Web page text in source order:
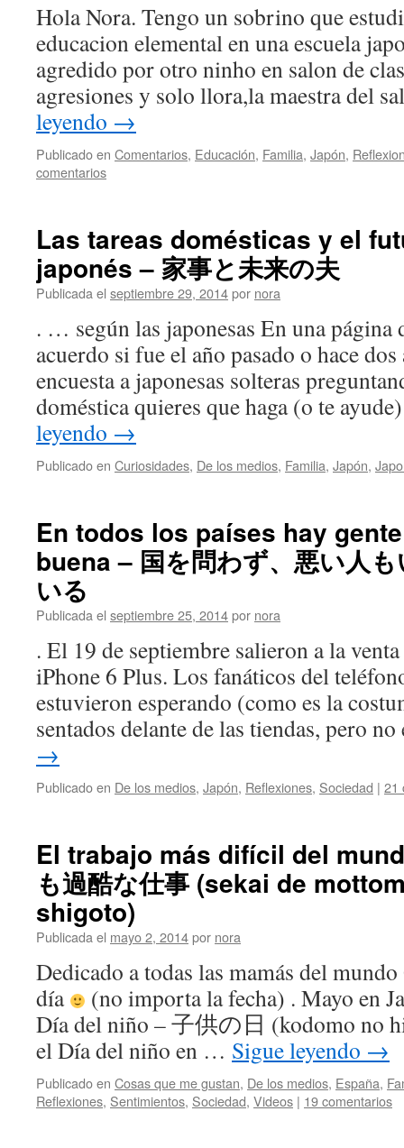
Hola Nora. Tengo un sobrino que
educacion elemental en una escuela
agredido por otro ninho en salon de
agresiones y solo llora,la maestra del
leyendo →
Publicado en Comentarios, Educación, Familia, Japón,
comentarios
Las tareas domésticas y el
japonés – 家事と未来の夫
Publicada el septiembre 29, 2014por nora
. … según las japonesas En una página
acuerdo si fue el año pasado o hace
encuesta a japonesas solteras
doméstica quieres que haga (o te
leyendo →
Publicado en Curiosidades, De los medios, Familia, Japón,
En todos los países hay
buena – 国を問わず、悪い人
いる
Publicada el septiembre 25, 2014por nora
. El 19 de septiembre salieron a la
iPhone 6 Plus. Los fanáticos del
estuvieron esperando (como es la
sentados delante de las tiendas, pero
→
Publicado en De los medios, Japón, Reflexiones, Sociedad | 21
El trabajo más difícil del
も過酷な仕事 (sekai de
shigoto)
Publicada el mayo 2, 2014por nora
Dedicado a todas las mamás del
día
(no importa la fecha) . Mayo en
Día del niño – 子供の日 (kodomo no
el Día del niño en … Sigue leyendo →
Publicado en Cosas que me gustan, De los medios, España,
Reflexiones, Sentimientos, Sociedad, Videos | 19 comentarios